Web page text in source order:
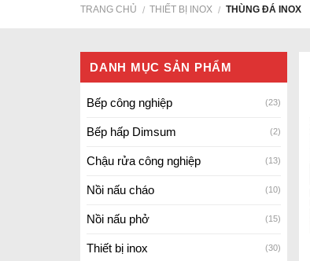
TRANG CHỦ / THIẾT BỊ INOX / THÙNG ĐÁ INOX
DANH MỤC SẢN PHẨM
Bếp công nghiệp (23)
Bếp hấp Dimsum (2)
Chậu rửa công nghiệp (13)
Nồi nấu cháo (10)
Nồi nấu phở (15)
Thiết bị inox (30)